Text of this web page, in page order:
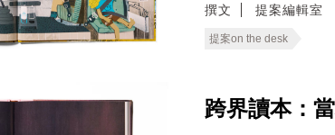
撰文 提案編輯室
提案on the desk
跨界讀本：